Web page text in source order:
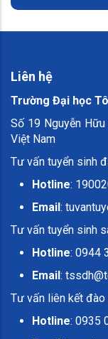
Liên hệ
Trường Đại học
Số 19 Nguyễn Hữu
Việt Nam
Tư vấn tuyển sinh
Hotline:
Email:
Tư vấn tuyển sinh
Hotline: 0944
Email:
Tư vấn liên kết đào
Hotline: 0935